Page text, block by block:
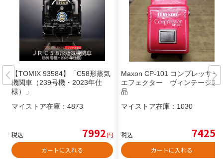
【TOMIX 93584】「C58形蒸気
機関車（239号機・2023年仕
様）」
マイストア在庫： 4873
税込 7992円
カートに入れる
Maxon CP-101 コンプレッサー
エフェクター ヴィンテージ製
品
マイストア在庫： 1030
税込 7425
カートに入れる